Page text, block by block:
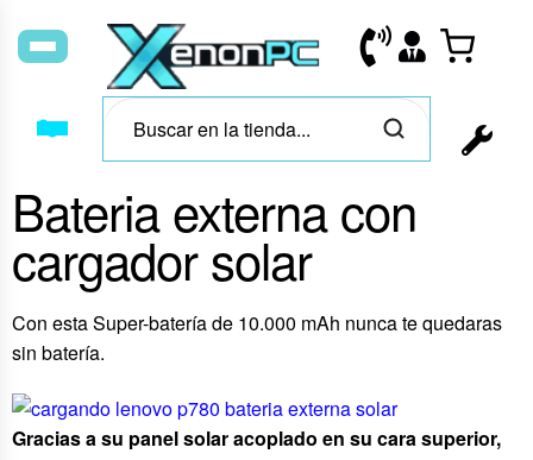
Bateria externa con
cargador solar
Con esta Super-batería de 10.000 mAh nunca te quedaras
sin batería.
Gracias a su panel solar acoplado en su cara superior,